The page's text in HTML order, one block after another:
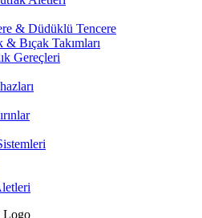
& Düdüklü Tencere
Bıçak Takımları
Gereçleri